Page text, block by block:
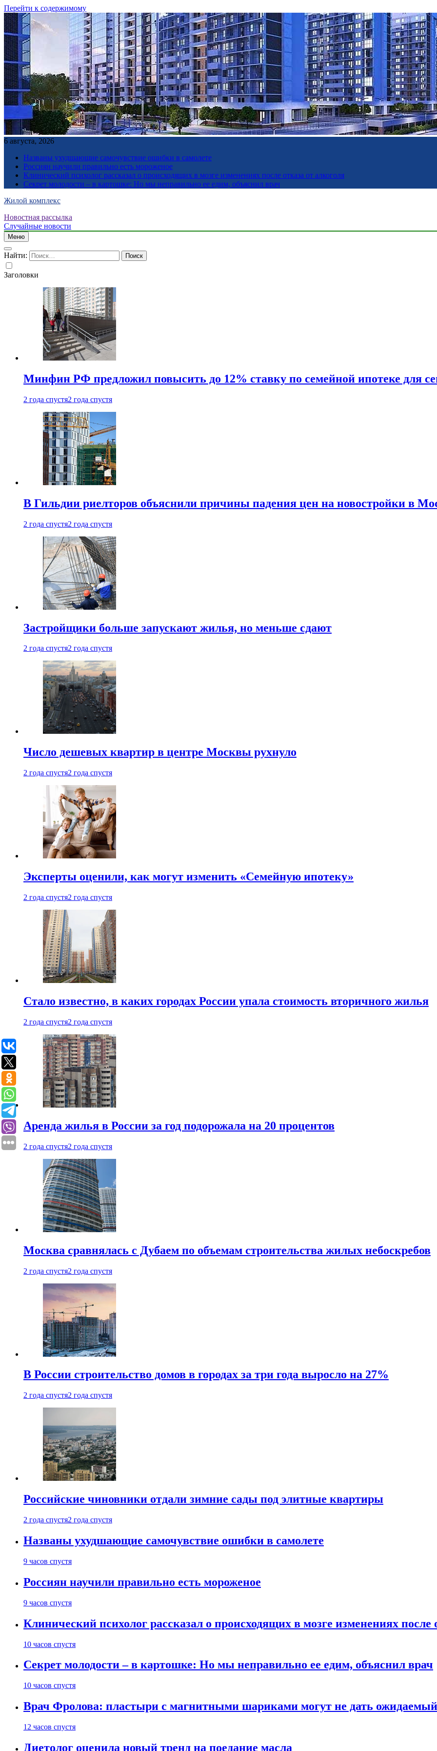
Перейти к содержимому
6 августа, 2026
Названы ухудшающие самочувствие ошибки в самолете
Россиян научили правильно есть мороженое
Клинический психолог рассказал о происходящих в мозге изменениях после отказа от алкоголя
Секрет молодости – в картошке: Но мы неправильно ее едим, объяснил врач
Жилой комплекс
Новостная рассылка
Случайные новости
Меню
Найти:
Заголовки
Минфин РФ предложил повысить до 12% ставку по семейной ипотеке для
2 года спустя2 года спустя
В Гильдии риелторов объяснили причины падения цен на новостройки в
2 года спустя2 года спустя
Застройщики больше запускают жилья, но меньше сдают
2 года спустя2 года спустя
Число дешевых квартир в центре Москвы рухнуло
2 года спустя2 года спустя
Эксперты оценили, как могут изменить «Семейную ипотеку»
2 года спустя2 года спустя
Стало известно, в каких городах России упала стоимость вторичного жилья
2 года спустя2 года спустя
Аренда жилья в России за год подорожала на 20 процентов
2 года спустя2 года спустя
Москва сравнялась с Дубаем по объемам строительства жилых небоскребов
2 года спустя2 года спустя
В России строительство домов в городах за три года выросло на 27%
2 года спустя2 года спустя
Российские чиновники отдали зимние сады под элитные квартиры
2 года спустя2 года спустя
Названы ухудшающие самочувствие ошибки в самолете
9 часов спустя
Россиян научили правильно есть мороженое
9 часов спустя
Клинический психолог рассказал о происходящих в мозге изменениях после
10 часов спустя
Секрет молодости – в картошке: Но мы неправильно ее едим, объяснил врач
10 часов спустя
Врач Фролова: пластыри с магнитными шариками могут не дать
12 часов спустя
Диетолог оценила новый тренд на поедание масла